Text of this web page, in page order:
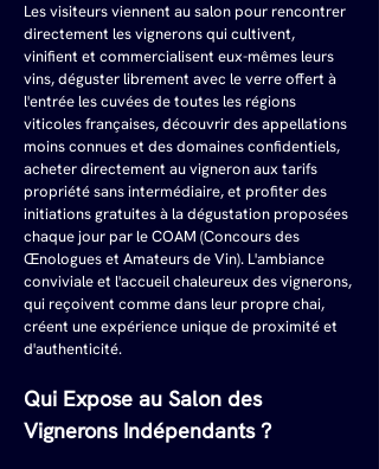
Les visiteurs viennent au salon pour rencontrer
directement les vignerons qui cultivent,
vinifient et commercialisent eux-mêmes leurs
vins, déguster librement avec le verre offert à
l'entrée les cuvées de toutes les régions
viticoles françaises, découvrir des appellations
moins connues et des domaines confidentiels,
acheter directement au vigneron aux tarifs
propriété sans intermédiaire, et profiter des
initiations gratuites à la dégustation proposées
chaque jour par le COAM (Concours des
Œnologues et Amateurs de Vin). L'ambiance
conviviale et l'accueil chaleureux des vignerons,
qui reçoivent comme dans leur propre chai,
créent une expérience unique de proximité et
d'authenticité.
Qui Expose au Salon des
Vignerons Indépendants ?